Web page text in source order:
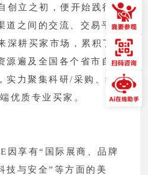
创立之初，便开始践行搭
道之间的交流、交易平
深耕买家市场，累积了百
源遍及全国各个省市自治
实力聚集科研/采购、线
优质专业买家。
因享有“国际展商、品牌
技与安全”等方面的美